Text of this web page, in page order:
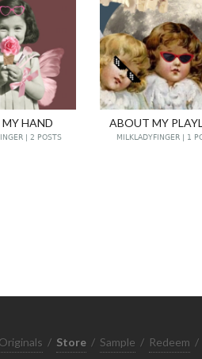
MY HAND
| 2 POSTS
ABOUT MY
MILKLADYFINGER | 1
Originals / Store / Sample / Redeem /